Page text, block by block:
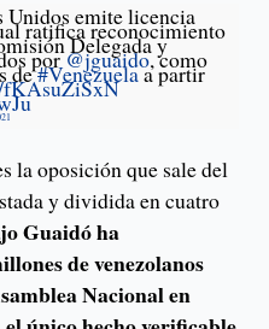
Unidos emite licencia
ratifica reconocimiento
Delegada y
por@jguaido, como
de#Venezuelaa partir
fKAsuZiSxN
la oposición que sale del
y dividida en cuatro
Guaidó ha
de venezolanos
Nacional en